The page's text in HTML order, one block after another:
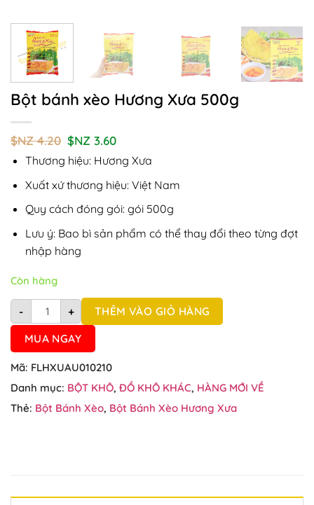
Bột bánh xèo Hương Xưa 500g
$NZ4.20 Giá
gốc
là:
4.20.
$NZ 3.60Giá
tại
$NZ
3.60.
Thương hiệu: Hương Xưa
Xuất xứ thương hiệu: Việt Nam
Quy cách đóng gói: gói 500g
Lưu ý: Bao bì sản phẩm có thể thay đổi theo từng đợt
nhập hàng
Còn hàng
-
Bột bánh xèo Hương Xưa 500g số lượng
+
THÊM VÀO GIỎ HÀNG
MUA NGAY
Mã: FLHXUAU010210
Danh mục: BỘT KHÔ, ĐỒ KHÔ KHÁC, HÀNG MỚI VỀ
Thẻ: Bột Bánh Xèo, Bột Bánh Xèo Hương Xưa